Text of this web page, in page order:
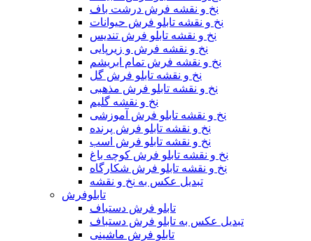
نخ و نقشه فرش درشت باف
نخ و نقشه تابلو فرش حیوانات
نخ و نقشه تابلو فرش تندیس
نخ و نقشه فرش و زیرپایی
نخ و نقشه فرش تمام ابریشم
نخ و نقشه تابلو فرش گل
نخ و نقشه تابلو فرش مذهبی
نخ و نقشه گلیم
نخ و نقشه تابلو فرش آموزشی
نخ و نقشه تابلو فرش پرنده
نخ و نقشه تابلو فرش اسب
نخ و نقشه تابلو فرش کوچه باغ
نخ و نقشه تابلو فرش شکارگاه
تبدیل عکس به نخ و نقشه
تابلوفرش
تابلو فرش دستباف
تبدیل عکس به تابلو فرش دستباف
تابلو فرش ماشینی